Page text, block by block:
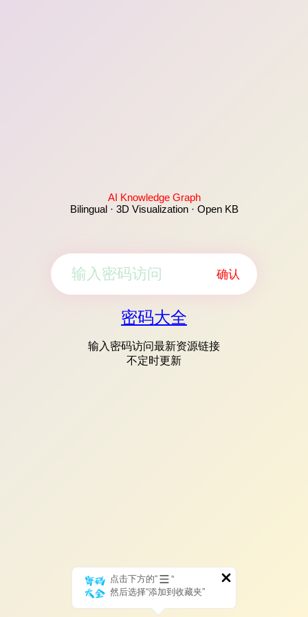
AI Knowledge Graph
Bilingual · 3D Visualization · Open KB
确认
密码大全
输入密码访问最新资源链接
不定时更新
点击下方的“
”
然后选择“添加到收藏夹”